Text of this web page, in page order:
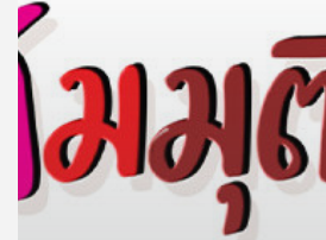
เพลง
บทความ
ข่าว